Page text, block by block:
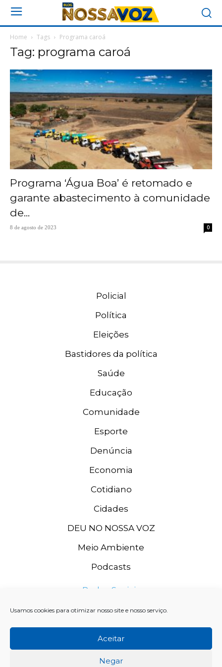
Usamos cookies para otimizar nosso site e nosso serviço.
Aceitar
Negar
Home Tags Programa caroá
Tag: programa caroá
Programa ‘Água Boa’ é retomado e
garante abastecimento à comunidade
de...
8 de agosto de 2023 0
Policial
Política
Eleições
Bastidores da política
Saúde
Educação
Comunidade
Esporte
Denúncia
Economia
Cotidiano
Cidades
DEU NO NOSSA VOZ
Meio Ambiente
Podcasts
Redes Sociais